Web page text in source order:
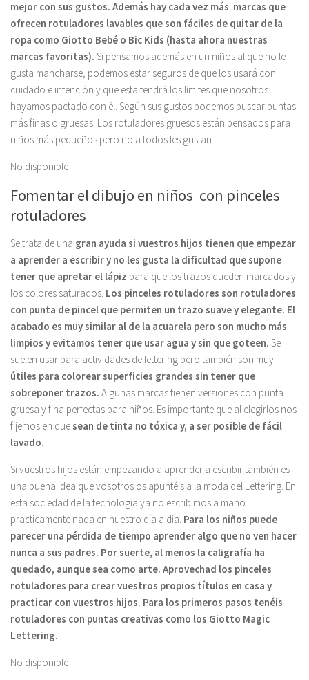
mejor con sus gustos. Además hay cada vez más marcas que
ofrecen rotuladores lavables que son fáciles de quitar de la
ropa como Giotto Bebé o Bic Kids (hasta ahora nuestras
marcas favoritas). Si pensamos además en un niños al que no le
gusta mancharse, podemos estar seguros de que los usará con
cuidado e intención y que esta tendrá los límites que nosotros
hayamos pactado con él. Según sus gustos podemos buscar puntas
más finas o gruesas. Los rotuladores gruesos están pensados para
niños más pequeños pero no a todos les gustan.
No disponible
Fomentar el dibujo en niños con pinceles
rotuladores
Se trata de una gran ayuda si vuestros hijos tienen que empezar
a aprender a escribir y no les gusta la dificultad que supone
tener que apretar el lápiz para que los trazos queden marcados y
los colores saturados. Los pinceles rotuladores son rotuladores
con punta de pincel que permiten un trazo suave y elegante. El
acabado es muy similar al de la acuarela pero son mucho más
limpios y evitamos tener que usar agua y sin que goteen. Se
suelen usar para actividades de lettering pero también son muy
útiles para colorear superficies grandes sin tener que
sobreponer trazos. Algunas marcas tienen versiones con punta
gruesa y fina perfectas para niños. Es importante que al elegirlos nos
fijemos en quesean de tinta no tóxica y, a ser posible de fácil
lavado
Si vuestros hijos están empezando a aprender a escribir también es
una buena idea que vosotros os apuntéis a la moda del Lettering. En
esta sociedad de la tecnología ya no escribimos a mano
practicamente nada en nuestro día a día. Para los niños puede
parecer una pérdida de tiempo aprender algo que no ven hacer
nunca a sus padres. Por suerte, al menos la caligrafía ha
quedado, aunque sea como arte. Aprovechad los pinceles
rotuladores para crear vuestros propios títulos en casa y
practicar con vuestros hijos. Para los primeros pasos tenéis
rotuladores con puntas creativas como los Giotto Magic
Lettering.
No disponible